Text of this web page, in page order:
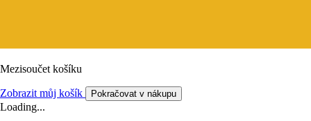
Mezisoučet košíku
Zobrazit můj košík Pokračovat v nákupu
Loading...